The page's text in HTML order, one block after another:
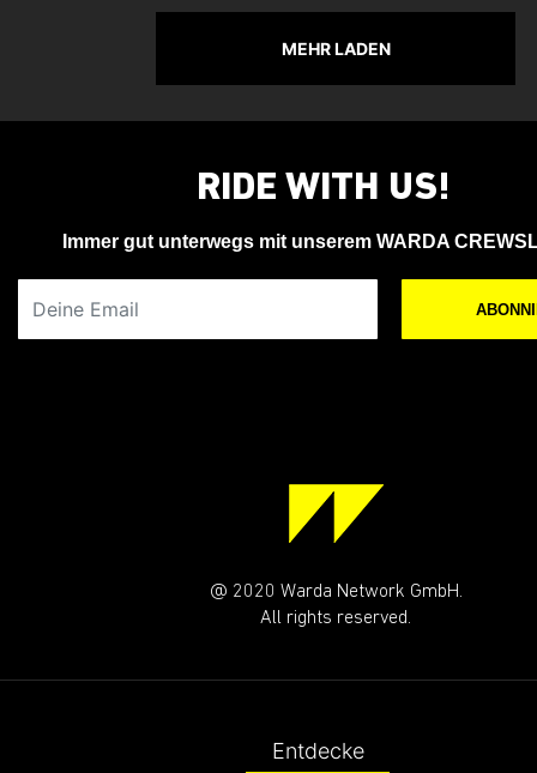
MEHR LADEN
RIDE WITH US!
Immer gut unterwegs mit unserem WARDA
@ 2020 Warda Network GmbH.
All rights reserved.
Entdecke